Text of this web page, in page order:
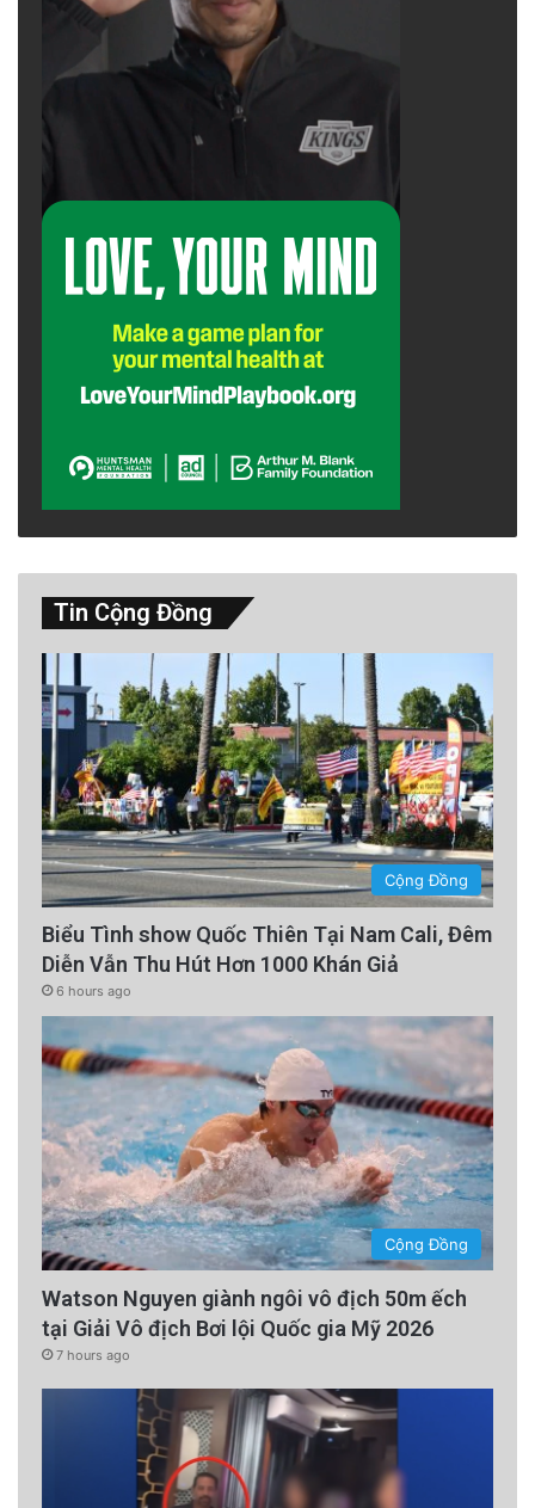
Tin Cộng Đồng
Cộng Đồng
Biểu Tình show Quốc Thiên Tại Nam Cali, Đêm
Diễn Vẫn Thu Hút Hơn 1000 Khán Giả
6 hours ago
Cộng Đồng
Watson Nguyen giành ngôi vô địch 50m ếch
tại Giải Vô địch Bơi lội Quốc gia Mỹ 2026
7 hours ago